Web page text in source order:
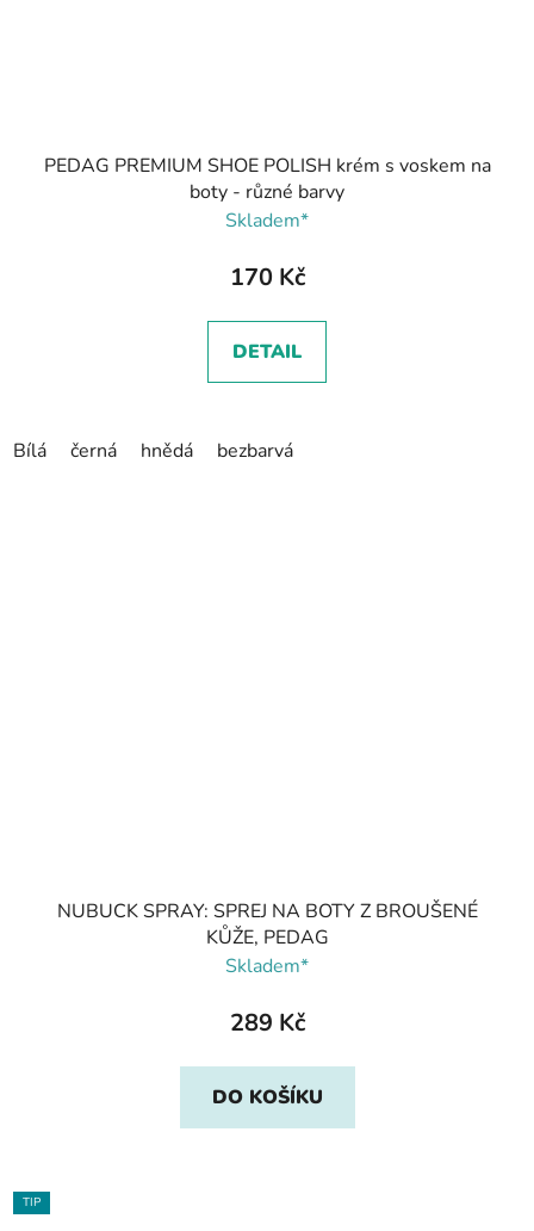
PEDAG PREMIUM SHOE POLISH krém s voskem na
boty - různé barvy
Skladem*
170 Kč
DETAIL
Bílá černá hnědá bezbarvá
NUBUCK SPRAY: SPREJ NA BOTY Z BROUŠENÉ
KŮŽE, PEDAG
Skladem*
289 Kč
DO KOŠÍKU
TIP